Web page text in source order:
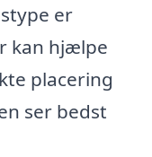
er
kan hjælpe
placering
ser bedst